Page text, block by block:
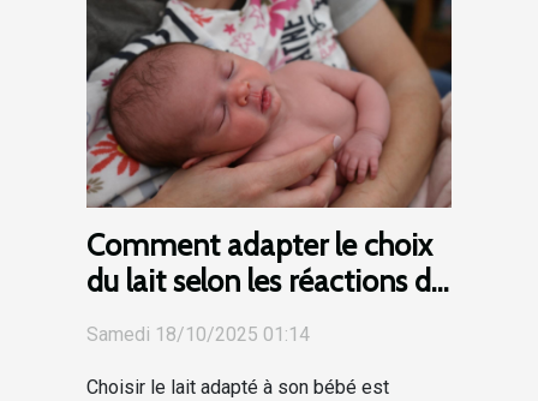
Comment adapter le choix
du lait selon les réactions de
votre bébé ?
Samedi 18/10/2025 01:14
Choisir le lait adapté à son bébé est